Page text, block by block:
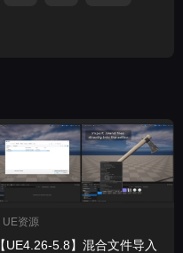
UE资源
【UE4.26-5.8】混合文件导入